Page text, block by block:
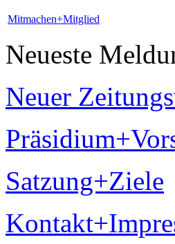
Mitmachen+Mitglied
Neueste
Neuer
Satzung+Ziele